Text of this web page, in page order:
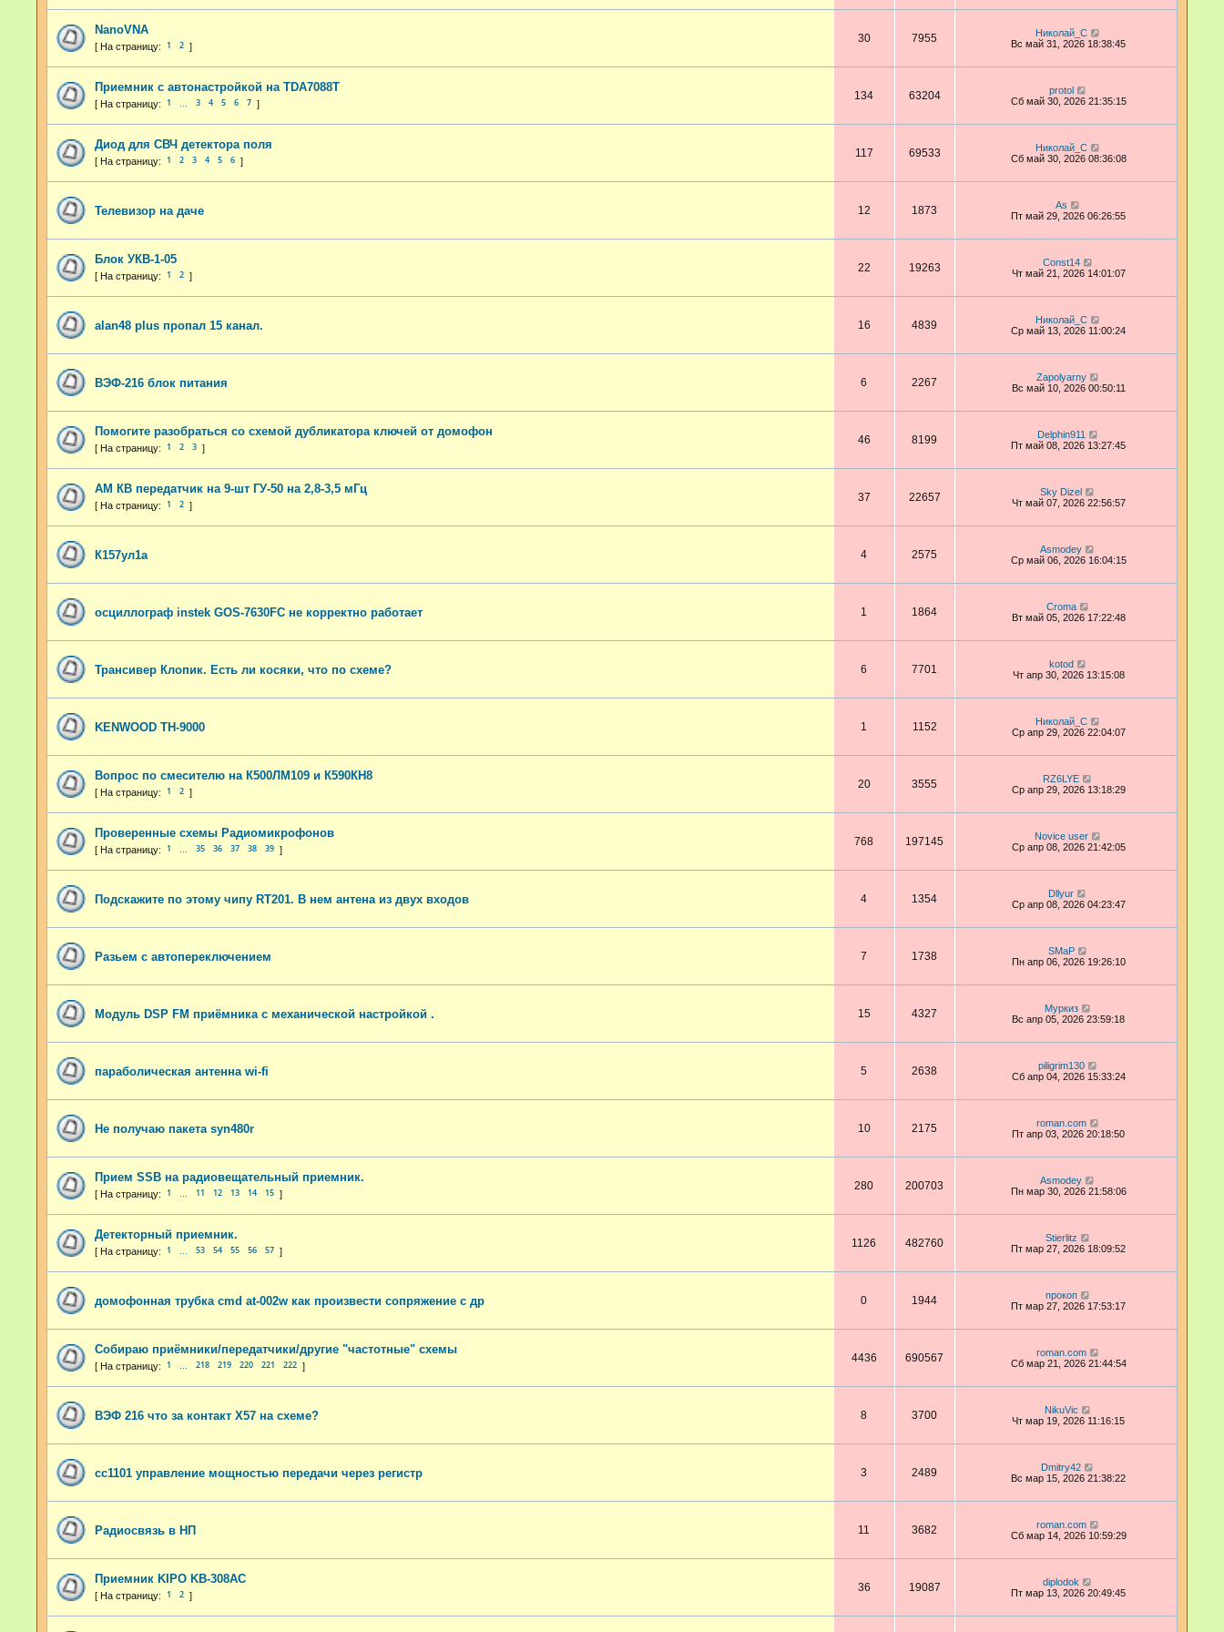
NanoVNA
1 2
30 7955
Николай_С
Вс май 31, 2026 18:38:45
Приемник с автонастройкой на TDA7088T
1 3 4 5 6 7
134 63204
protol
Сб май 30, 2026 21:35:15
Диод для СВЧ детектора поля
1 2 3 4 5 6
117 69533
Николай_С
Сб май 30, 2026 08:36:08
Телевизор на даче 12 1873
As
Пт май 29, 2026 06:26:55
Блок УКВ-1-05
1 2
22 19263
Const14
Чт май 21, 2026 14:01:07
alan48 plus пропал 15 канал. 16 4839
Николай_С
Ср май 13, 2026 11:00:24
ВЭФ-216 блок питания 6 2267
Zapolyarny
Вс май 10, 2026 00:50:11
Помогите разобраться со схемой дубликатора ключей от домофон
1 2 3
46 8199
Delphin911
Пт май 08, 2026 13:27:45
АМ КВ передатчик на 9-шт ГУ-50 на 2,8-3,5 мГц
1 2
37 22657
Sky Dizel
Чт май 07, 2026 22:56:57
К157ул1а 4 2575
Asmodey
Ср май 06, 2026 16:04:15
осциллограф instek GOS-7630FC не корректно работает 1 1864
Croma
Вт май 05, 2026 17:22:48
Трансивер Клопик. Есть ли косяки, что по схеме? 6 7701
kotod
Чт апр 30, 2026 13:15:08
KENWOOD TH-9000 1 1152
Николай_С
Ср апр 29, 2026 22:04:07
Вопрос по смесителю на К500ЛМ109 и К590КН8
1 2
20 3555
RZ6LYE
Ср апр 29, 2026 13:18:29
Проверенные схемы Радиомикрофонов
1 35 36 37 38 39
768 197145
Novice user
Ср апр 08, 2026 21:42:05
Подскажите по этому чипу RT201. В нем антена из двух входов 4 1354
Dllyur
Ср апр 08, 2026 04:23:47
Разьем с автопереключением 7 1738
SMaP
Пн апр 06, 2026 19:26:10
Модуль DSP FM приёмника c механической настройкой . 15 4327
Муркиз
Вс апр 05, 2026 23:59:18
параболическая антенна wi-fi 5 2638
piligrim130
Сб апр 04, 2026 15:33:24
Не получаю пакета syn480r 10 2175
roman.com
Пт апр 03, 2026 20:18:50
Прием SSB на радиовещательный приемник.
1 11 12 13 14 15
280 200703
Asmodey
Пн мар 30, 2026 21:58:06
Детекторный приемник.
1 53 54 55 56 57
1126 482760
Stierlitz
Пт мар 27, 2026 18:09:52
домофонная трубка cmd at-002w как произвести сопряжение с др 0 1944
прокоп
Пт мар 27, 2026 17:53:17
Собираю приёмники/передатчики/другие "частотные" схемы
1 218 219 220 221 222
4436 690567
roman.com
Сб мар 21, 2026 21:44:54
ВЭФ 216 что за контакт Х57 на схеме? 8 3700
NikuVic
Чт мар 19, 2026 11:16:15
сс1101 управление мощностью передачи через регистр 3 2489
Dmitry42
Вс мар 15, 2026 21:38:22
Радиосвязь в НП 11 3682
roman.com
Сб мар 14, 2026 10:59:29
Приемник KIPO KB-308AC
1 2
36 19087
diplodok
Пт мар 13, 2026 20:49:45